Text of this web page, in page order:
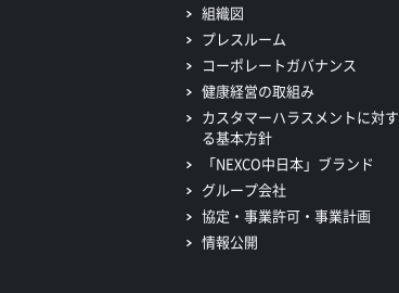
組織図
プレスルーム
コーポレートガバナンス
健康経営の取組み
カスタマーハラスメントに対す
る基本方針
「NEXCO中日本」ブランド
グループ会社
協定・事業許可・事業計画
情報公開